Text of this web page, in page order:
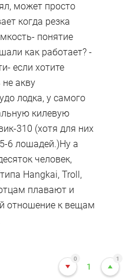
может просто
когда резка
понятие
как работает? -
если хотите
не акву
лодка, у самого
килевую
310 (хотя для них
6 лошадей.)Ну а
человек,
Hangkai, Troll,
плавают и
отношение к вещам
0
1
1